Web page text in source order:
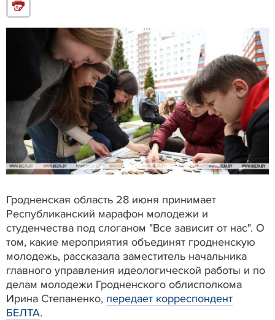
Гродненская область 28 июня принимает
Республиканский марафон молодежи и
студенчества под слоганом "Все зависит от нас". О
том, какие мероприятия объединят гродненскую
молодежь, рассказала заместитель начальника
главного управления идеологической работы и по
делам молодежи Гродненского облисполкома
Ирина Степаненко, передает корреспондент
БЕЛТА.